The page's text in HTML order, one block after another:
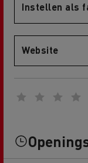
Instellen als
Website